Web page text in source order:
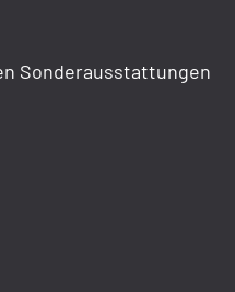
Sonderausstattungen